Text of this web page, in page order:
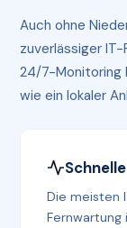
Auch ohne
zuverlässiger IT-
24/7-Monitoring
wie ein lokaler
Die meisten
Fernwartung